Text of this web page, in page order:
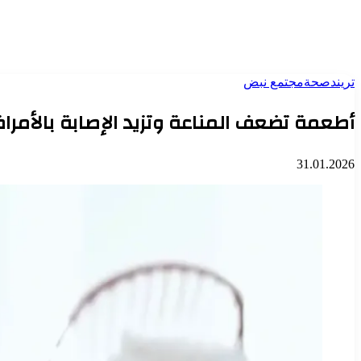
تريندصحةمجتمع نبض
أطعمة تضعف المناعة وتزيد الإصابة
31.01.2026